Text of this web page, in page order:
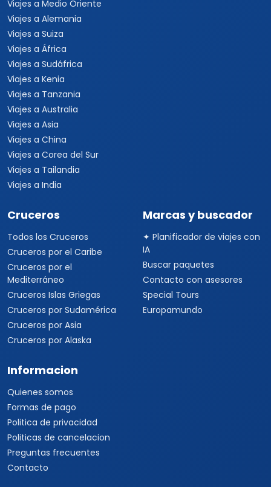
Viajes a Medio Oriente
Viajes a Alemania
Viajes a Suiza
Viajes a África
Viajes a Sudáfrica
Viajes a Kenia
Viajes a Tanzania
Viajes a Australia
Viajes a Asia
Viajes a China
Viajes a Corea del Sur
Viajes a Tailandia
Viajes a India
Cruceros
Todos los Cruceros
Cruceros por el Caribe
Cruceros por el
Mediterráneo
Cruceros Islas Griegas
Cruceros por Sudamérica
Cruceros por Asia
Cruceros por Alaska
Marcas y buscador
✦ Planificador de viajes con
IA
Buscar paquetes
Contacto con asesores
Special Tours
Europamundo
Informacion
Quienes somos
Formas de pago
Politica de privacidad
Politicas de cancelacion
Preguntas frecuentes
Contacto